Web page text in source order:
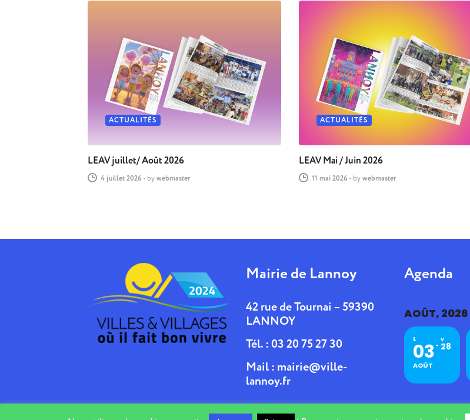
ACTUALITÉS
LEAV juillet/ Août 2026
4 juillet 2026 - bywebmaster
ACTUALITÉS
LEAV Mai / Juin 2026
11 mai 2026 - by webmaster
Mairie de Lannoy
42 rue de Tournai – 59390
LANNOY
Tél. : 03 20 75 27 30
Mail : mairie@ville-
lannoy.fr
Agenda
AOÛT, 2026
L
03
AOÛT
V
28